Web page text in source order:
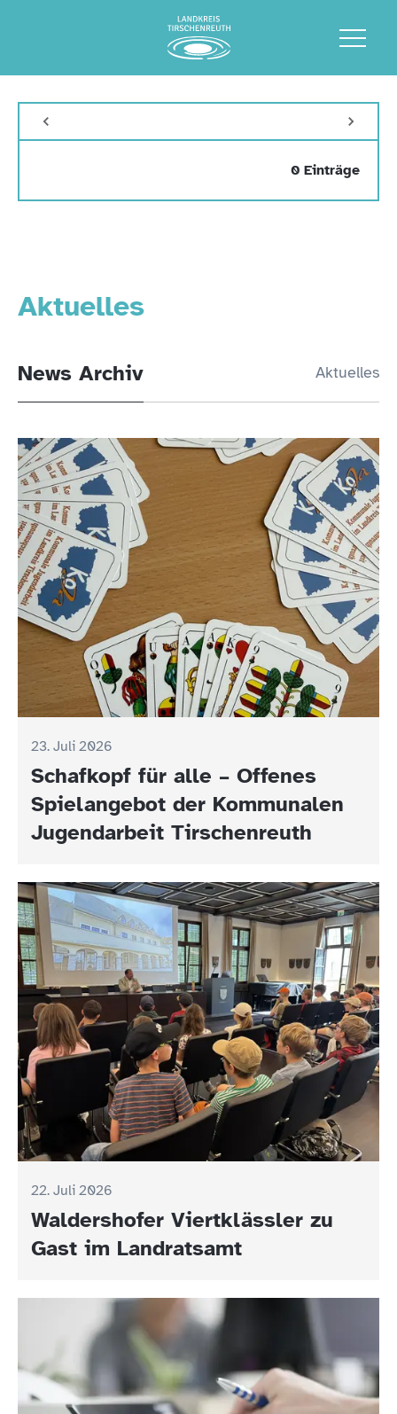
Aktuelles
News Archiv Aktuelles
23. Juli 2026
Schafkopf für alle – Offenes
Spielangebot der Kommunalen
Jugendarbeit Tirschenreuth
22. Juli 2026
Waldershofer Viertklässler zu
Gast im Landratsamt
0 Einträge